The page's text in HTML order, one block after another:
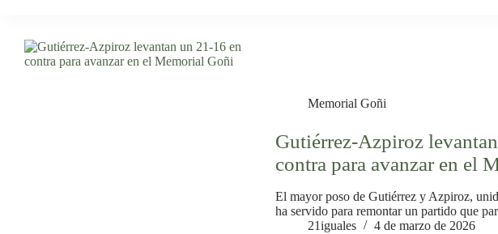
Memorial Goñi
Gutiérrez-Azpiroz
contra para avanzar en el
El mayor poso de Gutiérrez y Azpiroz,
ha servido para remontar un partido que
21iguales
4 de marzo de 2026